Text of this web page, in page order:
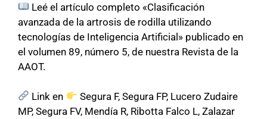
Leé el artículo completo «Clasificación
avanzada de la artrosis de rodilla utilizando
tecnologías de Inteligencia Artificial» publicado en
el volumen 89, número 5, de nuestra Revista de la
AAOT.
Link en
Segura F, Segura FP, Lucero Zudaire
MP, Segura FV, Mendía R, Ribotta Falco L, Zalazar